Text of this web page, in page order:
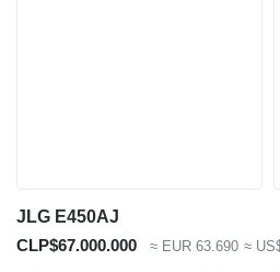
JLG E450AJ
CLP$67.000.000
≈ EUR 63.690 ≈